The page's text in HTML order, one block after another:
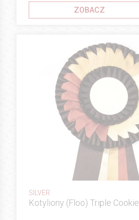
ZOBACZ
SILVER
Kotyliony (Floo) Triple Cookie